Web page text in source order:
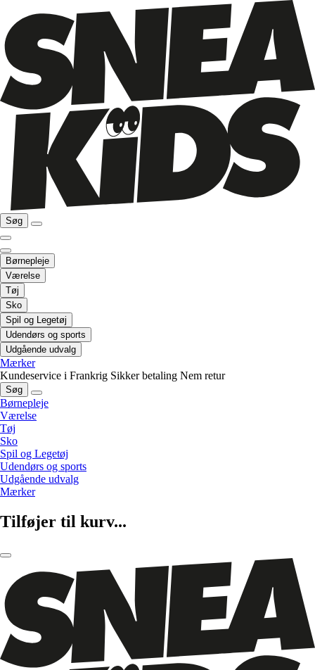
Søg
Børnepleje
Værelse
Tøj
Sko
Spil og Legetøj
Udendørs og sports
Udgående udvalg
Mærker
Kundeservice i Frankrig Sikker betaling Nem retur
Søg
Børnepleje
Værelse
Tøj
Sko
Spil og Legetøj
Udendørs og sports
Udgående udvalg
Mærker
Tilføjer til kurv...